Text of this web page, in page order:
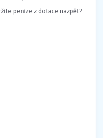
peníze z dotace nazpět?